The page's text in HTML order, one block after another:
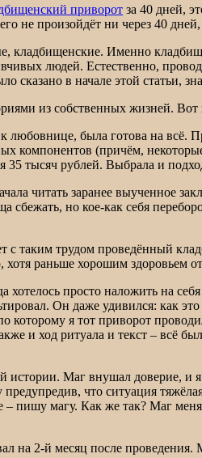
приворот за 40 дней,
не произойдёт ни через 40 дней,
кладбищенские. Именно
людей. Естественно,
сказано в начале этой статьи,
из собственных жизней. Вот
любовнице, была готова на
компонентов (причём,
35 тысяч рублей. Выбрала и
читать заранее выученное
сбежать, но кое-как себя
с таким трудом проведённый
хотя раньше хорошим здоровьем
просто наложить на
Он даже удивился: как
которому я тот приворот
и ход ритуала и текст – всё
Маг внушал доверие, и
предупредив, что ситуация
– пишу магу. Как же так? Маг
на 2-й месяц после